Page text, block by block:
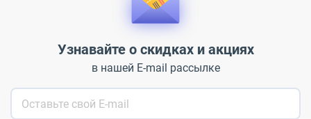
Узнавайте о скидках и акциях
в нашей E-mail рассылке